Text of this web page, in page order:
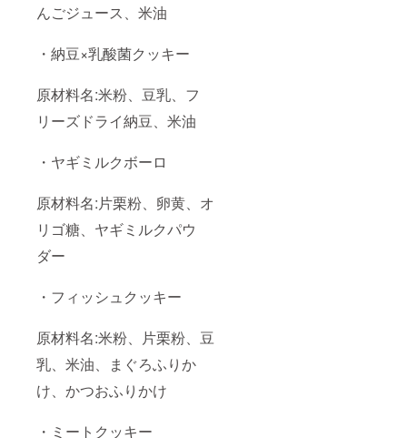
んごジュース、米油
・納豆×乳酸菌クッキー
原材料名:米粉、豆乳、フ
リーズドライ納豆、米油
・ヤギミルクボーロ
原材料名:片栗粉、卵黄、オ
リゴ糖、ヤギミルクパウ
ダー
・フィッシュクッキー
原材料名:米粉、片栗粉、豆
乳、米油、まぐろふりか
け、かつおふりかけ
・ミートクッキー